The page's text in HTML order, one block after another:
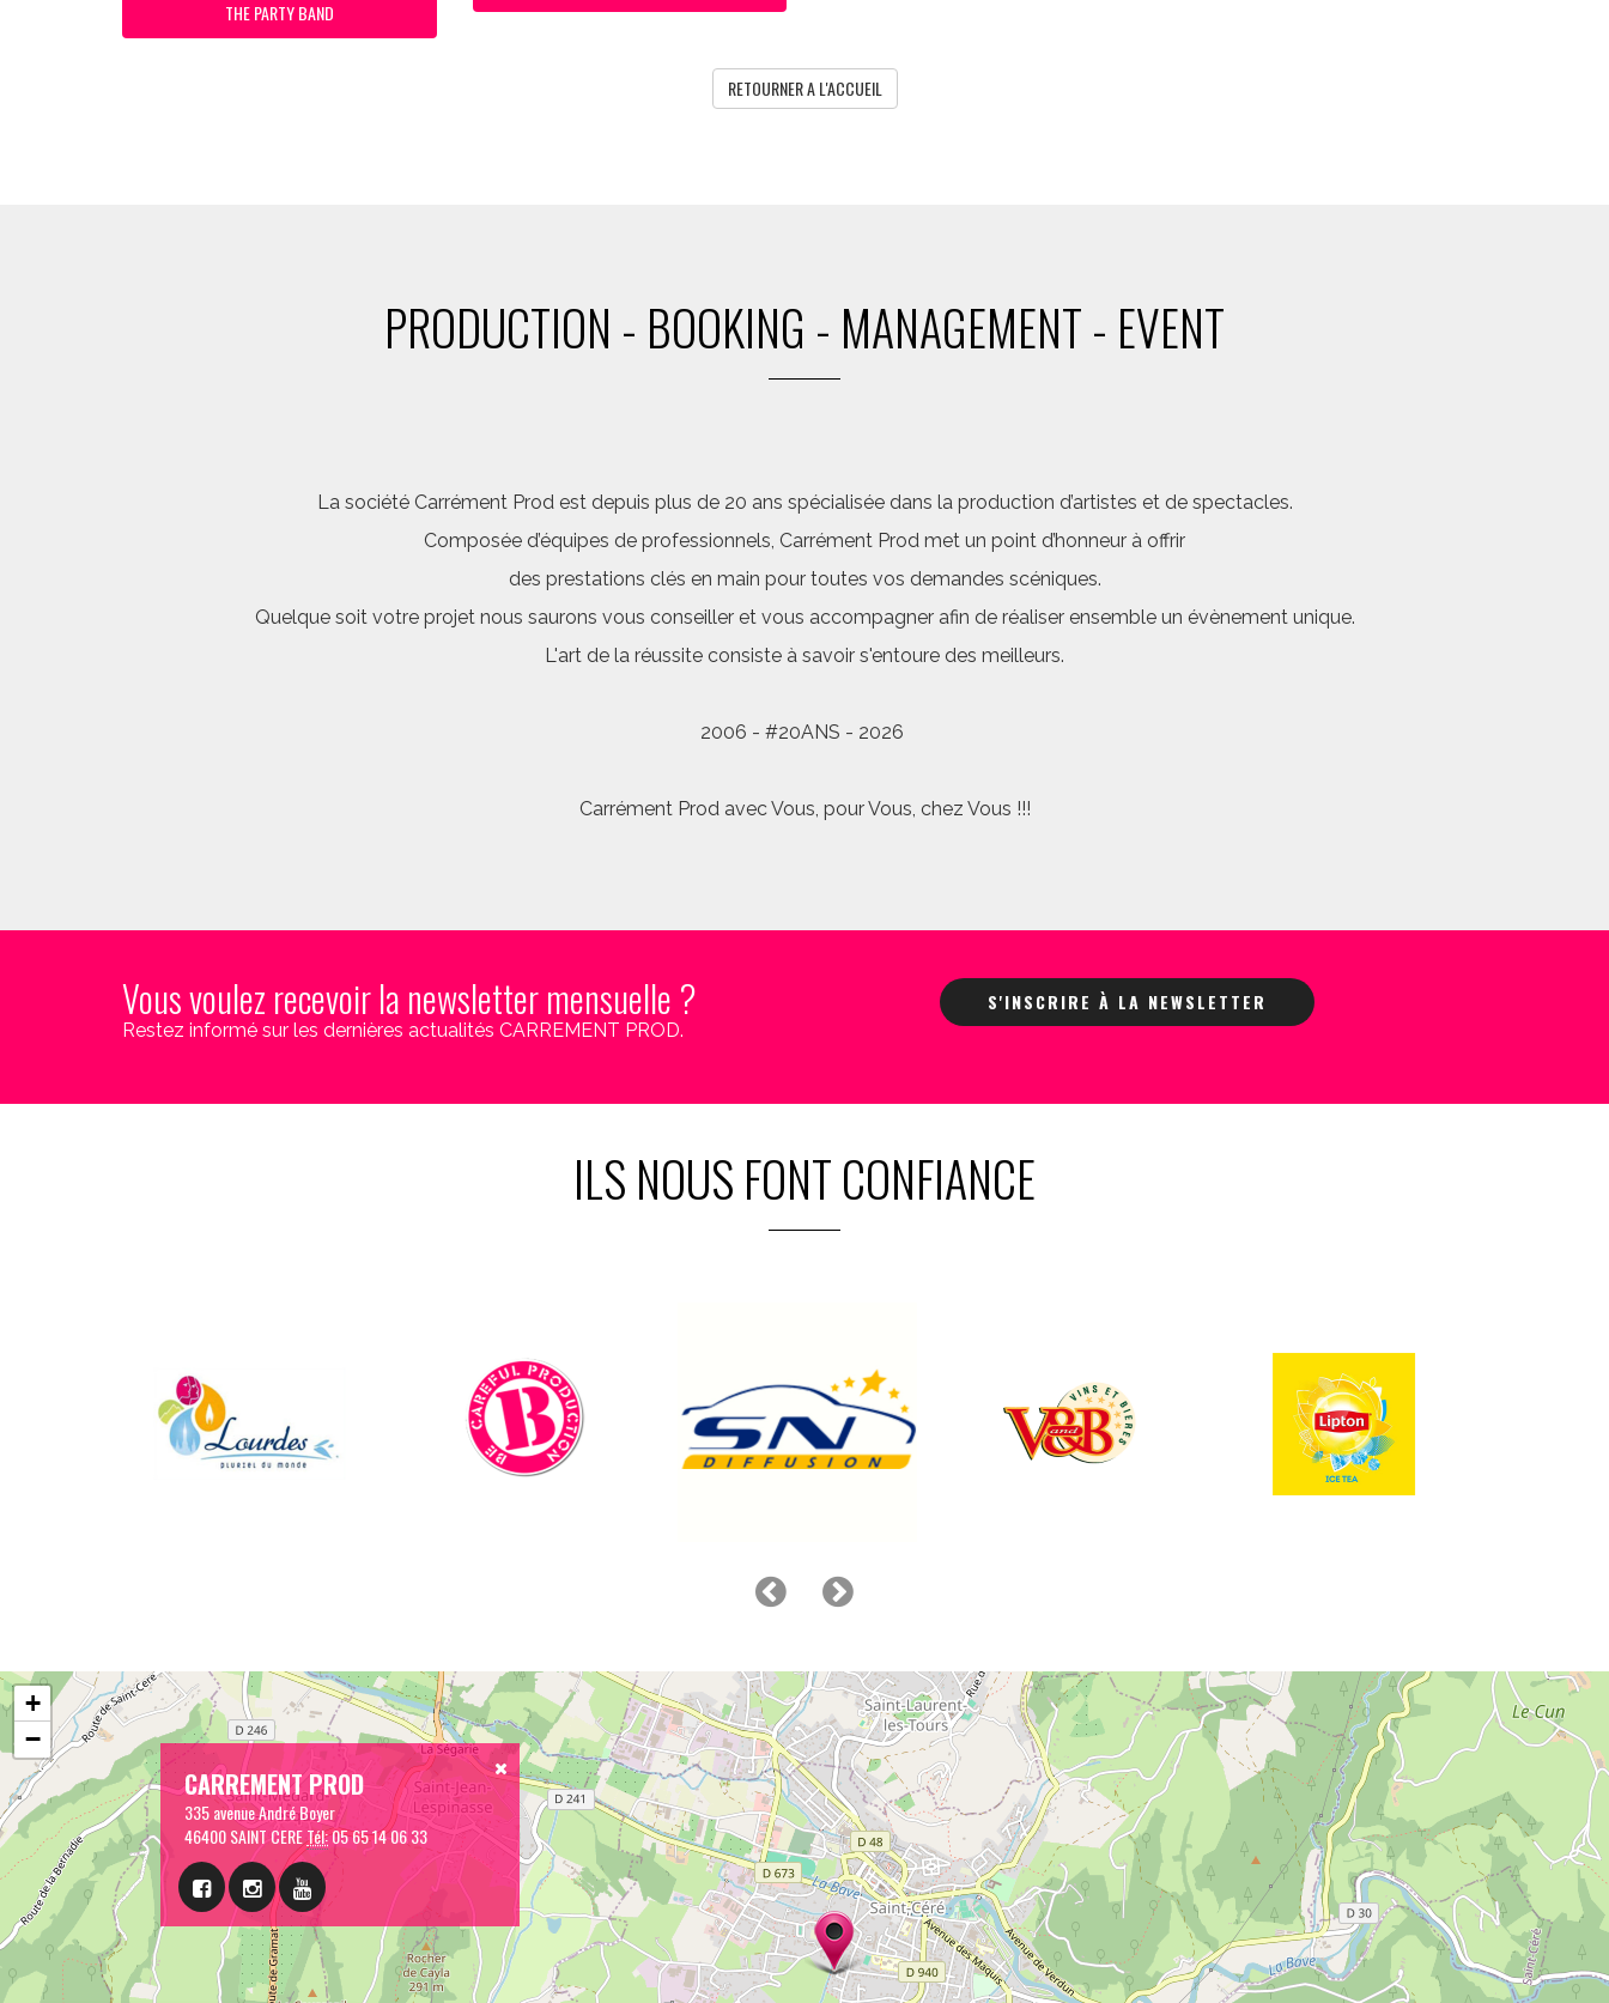
THE PARTY BAND
RETOURNER A L'ACCUEIL
PRODUCTION - BOOKING - MANAGEMENT - EVENT
La société Carrément Prod est depuis plus de 20 ans spécialisée dans la production d’artistes et de spectacles.
Composée d’équipes de professionnels, Carrément Prod met un point d’honneur à offrir
des prestations clés en main pour toutes vos demandes scéniques.
Quelque soit votre projet nous saurons vous conseiller et vous accompagner afin de réaliser ensemble un évènement unique.
L'art de la réussite consiste à savoir s'entoure des meilleurs.
2006 - #20ANS - 2026
Carrément Prod avec Vous, pour Vous, chez Vous !!!
Vous voulez recevoir la newsletter mensuelle ?
Restez informé sur les dernières actualités CARREMENT PROD.
S'INSCRIRE À LA NEWSLETTER
ILS NOUS FONT CONFIANCE
CARREMENT PROD
335 avenue André Boyer
46400 SAINT CERETél:05 65 14 06 33
+
−